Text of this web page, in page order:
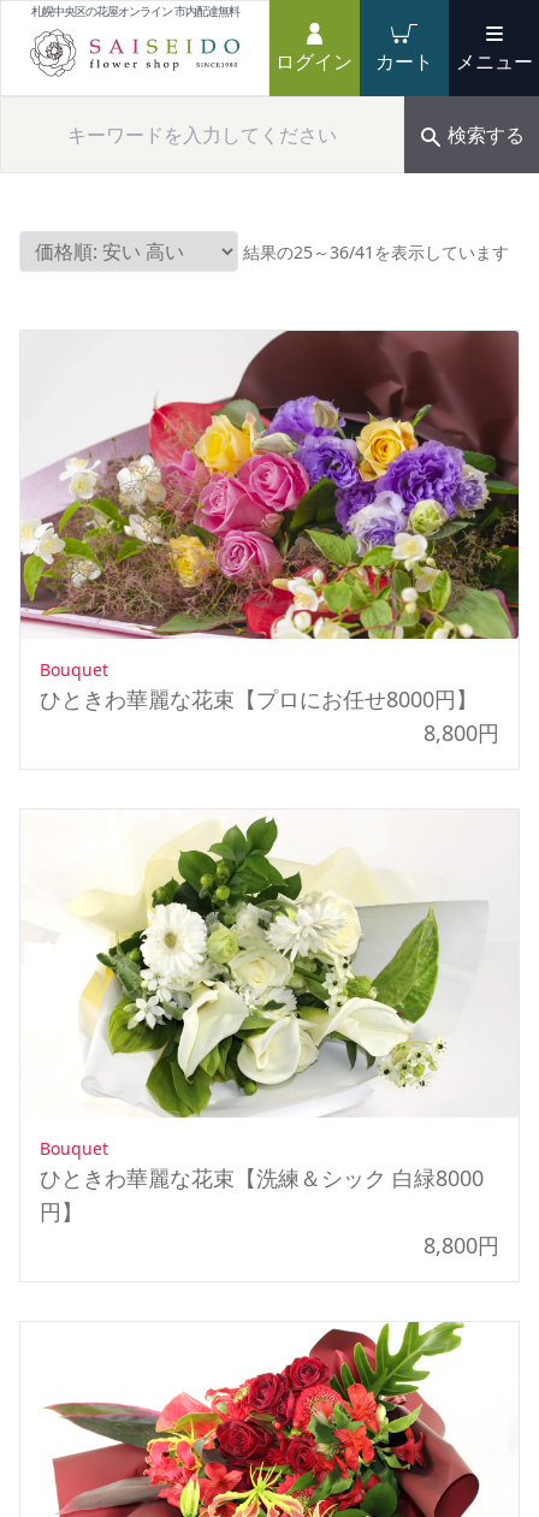
札幌中央区の花屋オンライン 市内配達無料
ログイン カート メニュー
検索する
結果の25～36/41を表示しています
い
Bouquet
ひときわ華麗な花束【プロにお任せ8000円】
8,800円
Bouquet
ひときわ華麗な花束【洗練＆シック 白緑8000
円】
8,800円